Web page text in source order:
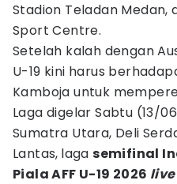
Stadion Teladan Medan,
Sport Centre.
Setelah kalah dengan
U-19 kini harus
Kamboja untuk
Laga digelar Sabtu (13/
Sumatra Utara, Deli
Lantas, lagasemifinal
Piala AFF U-19 2026 live